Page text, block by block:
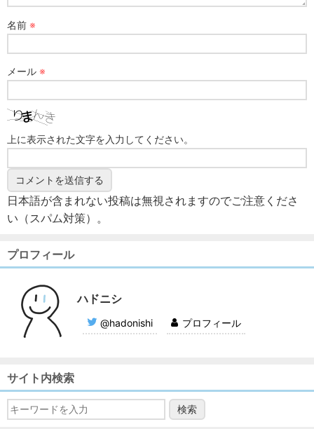
名前 ※
メール ※
上に表示された文字を入力してください。
日本語が含まれない投稿は無視されますのでご注意くださ
い（スパム対策）。
プロフィール
ハドニシ
@hadonishi プロフィール
サイト内検索